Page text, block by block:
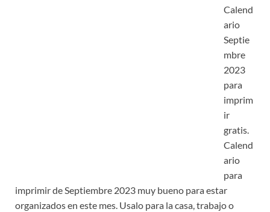
Calend
ario
Septie
mbre
2023
para
imprim
ir
gratis.
Calend
ario
para
imprimir de Septiembre 2023 muy bueno para estar
organizados en este mes. Usalo para la casa, trabajo o